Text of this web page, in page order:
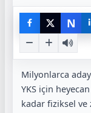
N
Milyonlarca
YKS için
kadar fiziksel